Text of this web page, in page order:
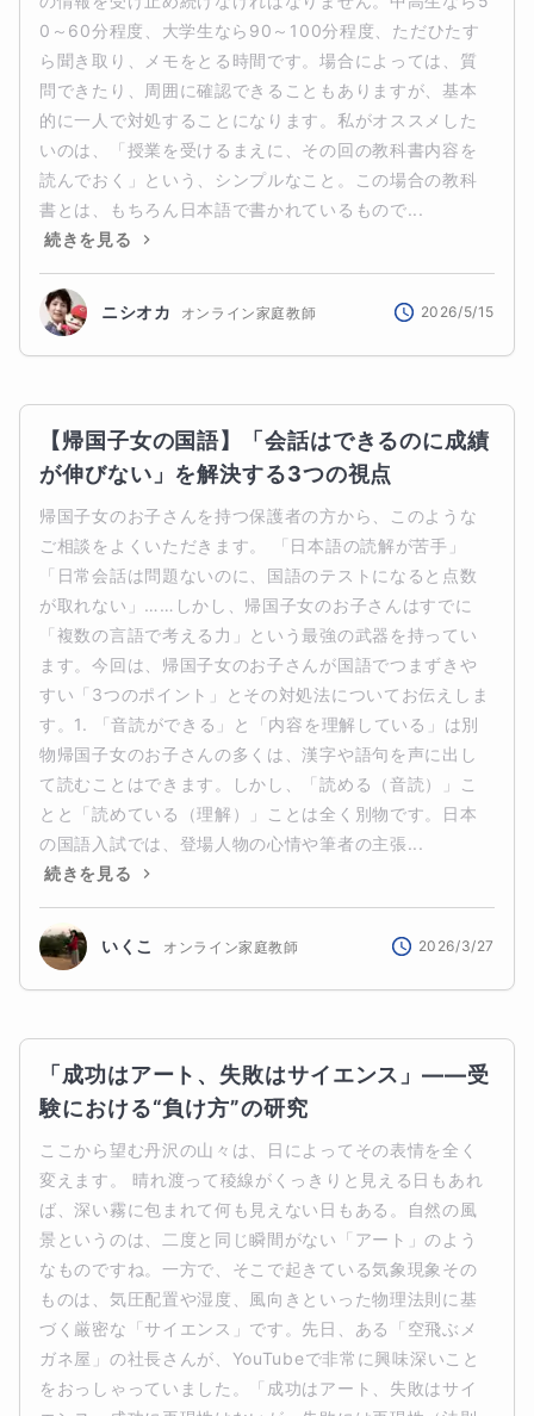
0～60分程度、大学生なら90～100分程度、ただひたす
ら聞き取り、メモをとる時間です。場合によっては、質
問できたり、周囲に確認できることもありますが、基本
的に一人で対処することになります。私がオススメした
いのは、「授業を受けるまえに、その回の教科書内容を
読んでおく」という、シンプルなこと。この場合の教科
書とは、もちろん日本語で書かれているもので...
続きを見る
ニシオカ オンライン家庭教師 2026/5/15
【帰国子女の国語】「会話はできるのに成績
が伸びない」を解決する3つの視点
帰国子女のお子さんを持つ保護者の方から、このような
ご相談をよくいただきます。 「日本語の読解が苦手」
「日常会話は問題ないのに、国語のテストになると点数
が取れない」……しかし、帰国子女のお子さんはすでに
「複数の言語で考える力」という最強の武器を持ってい
ます。今回は、帰国子女のお子さんが国語でつまずきや
すい「3つのポイント」とその対処法についてお伝えしま
す。1. 「音読ができる」と「内容を理解している」は別
物帰国子女のお子さんの多くは、漢字や語句を声に出し
て読むことはできます。しかし、「読める（音読）」こ
とと「読めている（理解）」ことは全く別物です。日本
の国語入試では、登場人物の心情や筆者の主張...
続きを見る
いくこ オンライン家庭教師 2026/3/27
「成功はアート、失敗はサイエンス」――受
験における“負け方”の研究
ここから望む丹沢の山々は、日によってその表情を全く
変えます。 晴れ渡って稜線がくっきりと見える日もあれ
ば、深い霧に包まれて何も見えない日もある。自然の風
景というのは、二度と同じ瞬間がない「アート」のよう
なものですね。一方で、そこで起きている気象現象その
ものは、気圧配置や湿度、風向きといった物理法則に基
づく厳密な「サイエンス」です。先日、ある「空飛ぶメ
ガネ屋」の社長さんが、YouTubeで非常に興味深いこと
をおっしゃっていました。「成功はアート、失敗はサイ